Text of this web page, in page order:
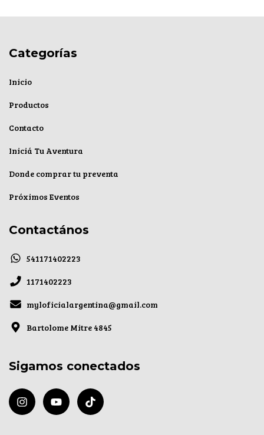
Categorías
Inicio
Productos
Contacto
Iniciá Tu Aventura
Donde comprar tu preventa
Próximos Eventos
Contactános
541171402223
1171402223
myloficialargentina@gmail.com
Bartolome Mitre 4845
Sigamos conectados